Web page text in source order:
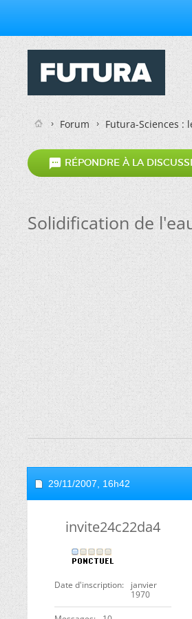
Forum Futura-Sciences :
 RÉPONDRE À LA
Solidification de
29/11/2007, 16h42
invite24c22da4
Date d'inscription
janvier
1970